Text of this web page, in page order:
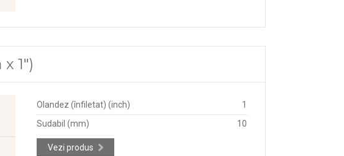
1")
Olandez (înfiletat) (inch)
1
Sudabil (mm)
10
Vezi produs